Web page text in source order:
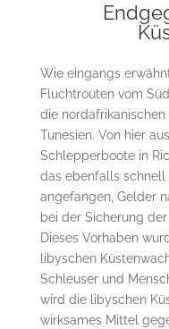
Wie eingangs
Fluchtrouten vom
die
Tunesien. Von hier
Schlepperboote in
das ebenfalls schnell
angefangen, Gelder
bei der Sicherung
Dieses Vorhaben
libyschen
Schleuser und
wird die libyschen
wirksames Mittel